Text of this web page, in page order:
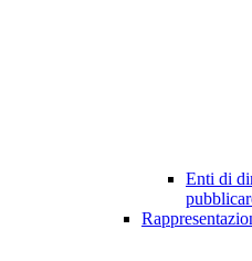
Enti di